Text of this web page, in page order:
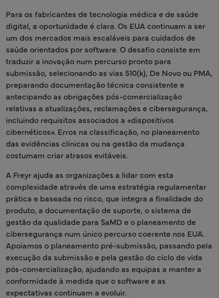
Para os fabricantes de tecnologia médica e de saúde
digital, a oportunidade é clara. Os EUA continuam a ser
um dos mercados mais escaláveis para cuidados de
saúde orientados por software. O desafio consiste em
traduzir a inovação num percurso pronto para
submissão, selecionando as vias 510(k), De Novo ou PMA,
preparando documentação técnica consistente e
antecipando as obrigações pós-comercialização
relativas a atualizações, reclamações e cibersegurança,
incluindo requisitos associados a «dispositivos
cibernéticos». Erros na classificação, no planeamento
das evidências clínicas ou na gestão da mudança
costumam criar atrasos evitáveis.
A Freyr ajuda as organizações a lidar com esta
complexidade através de uma estratégia regulamentar
prática e baseada no risco, que integra a finalidade do
produto, a documentação de suporte, o sistema de
gestão da qualidade para SaMD e o planeamento de
cibersegurança num único percurso coerente nos EUA.
Apoiamos o planeamento pré-submissão, passando pela
execução da submissão e pela gestão do ciclo de vida
pós-comercialização, ajudando as equipas a manter a
conformidade à medida que o software e as
expectativas continuam a evoluir.